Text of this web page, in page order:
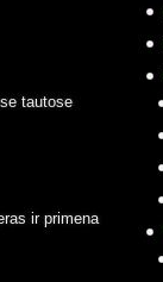
tautose
ir primena